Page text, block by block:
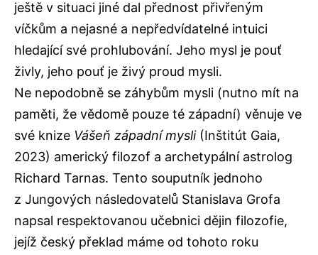
ještě v situaci jiné dal přednost přivřeným
víčkům a nejasné a nepředvídatelné intuici
hledající své prohlubování. Jeho mysl je pouť
živly, jeho pouť je živý proud mysli.
Ne nepodobně se záhybům mysli (nutno mít na
paměti, že vědomě pouze té západní) věnuje ve
své knize Vášeň západní mysli(Inštitút Gaia,
2023) americký filozof a archetypální astrolog
Richard Tarnas. Tento souputník jednoho
z Jungových následovatelů Stanislava Grofa
napsal respektovanou učebnici dějin filozofie,
jejíž český překlad máme od tohoto roku